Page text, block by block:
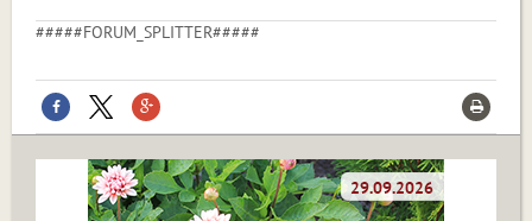
#####FORUM_SPLITTER#####